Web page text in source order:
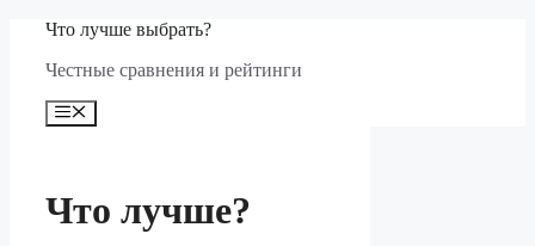
Перейти
содержимому
Что лучше выбрать?
Честные сравнения и рейтинги
Меню
Что лучше?